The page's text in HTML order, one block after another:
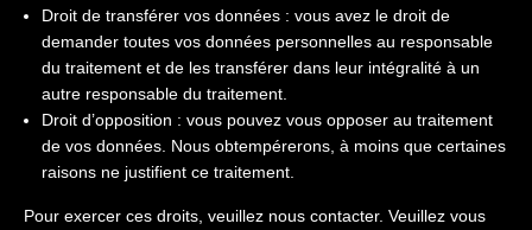
Droit de transférer vos données : vous avez le droit de
demander toutes vos données personnelles au responsable
du traitement et de les transférer dans leur intégralité à un
autre responsable du traitement.
Droit d’opposition : vous pouvez vous opposer au traitement
de vos données. Nous obtempérerons, à moins que certaines
raisons ne justifient ce traitement.
Pour exercer ces droits, veuillez nous contacter. Veuillez vous